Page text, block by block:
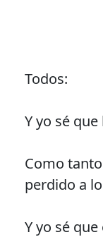
Todos:
Y yo sé
Como
perdido a
Y yo sé